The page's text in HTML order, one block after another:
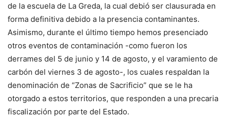
de la escuela de La Greda, la cual debió ser clausurada en
forma definitiva debido a la presencia contaminantes.
Asimismo, durante el último tiempo hemos presenciado
otros eventos de contaminación -como fueron los
derrames del 5 de junio y 14 de agosto, y el varamiento de
carbón del viernes 3 de agosto-, los cuales respaldan la
denominación de “Zonas de Sacrificio” que se le ha
otorgado a estos territorios, que responden a una precaria
fiscalización por parte del Estado.